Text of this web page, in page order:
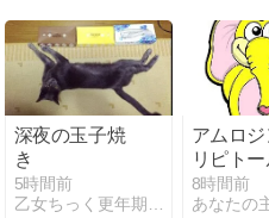
深夜の玉子焼
き
5時間前
乙女ちっく更年期後(成れの果て)
アムロジ
リピト
たいな人
8時間前